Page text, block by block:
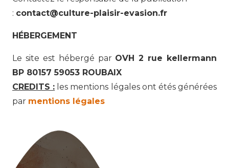
: contact@culture-plaisir-evasion.fr
HÉBERGEMENT
Le site est hébergé par OVH 2 rue kellermann
BP 80157 59053 ROUBAIX
CREDITS : les mentions légales ont étés générées
par mentions légales